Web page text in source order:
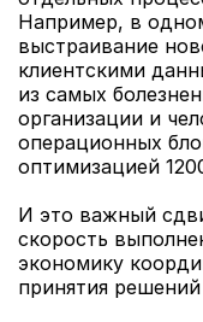
Например, в
выстраивание
клиентскими
из самых
организации и
операционных
оптимизацией
И это важный
скорость
экономику
принятия